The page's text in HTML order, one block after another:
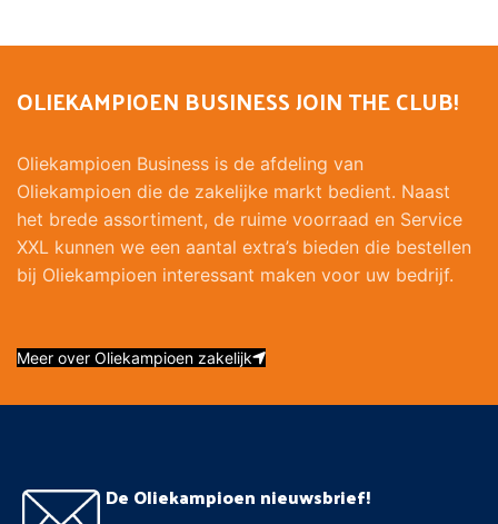
OLIEKAMPIOEN BUSINESS JOIN THE CLUB!
Oliekampioen Business is de afdeling van
Oliekampioen die de zakelijke markt bedient. Naast
het brede assortiment, de ruime voorraad en Service
XXL kunnen we een aantal extra’s bieden die bestellen
bij Oliekampioen interessant maken voor uw bedrijf.
Meer over Oliekampioen zakelijk
De Oliekampioen nieuwsbrief!